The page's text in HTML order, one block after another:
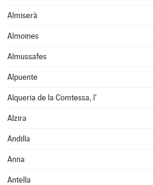
Almiserà
Almoines
Almussafes
Alpuente
Alqueria de la Comtessa, l'
Alzira
Andilla
Anna
Antella